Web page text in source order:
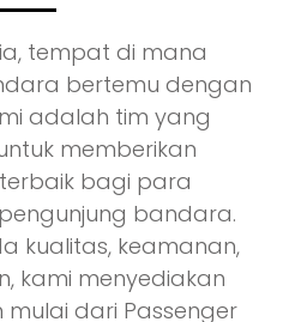
tempat di mana
bertemu dengan
adalah tim yang
memberikan
bagi para
bandara.
kualitas, keamanan,
kami menyediakan
dari Passenger